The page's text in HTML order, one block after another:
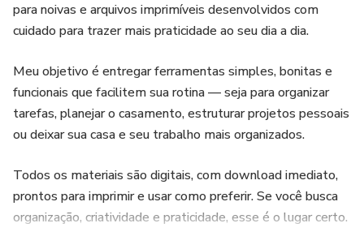
para noivas e arquivos imprimíveis desenvolvidos com
cuidado para trazer mais praticidade ao seu dia a dia.
Meu objetivo é entregar ferramentas simples, bonitas e
funcionais que facilitem sua rotina — seja para organizar
tarefas, planejar o casamento, estruturar projetos pessoais
ou deixar sua casa e seu trabalho mais organizados.
Todos os materiais são digitais, com download imediato,
prontos para imprimir e usar como preferir. Se você busca
organização, criatividade e praticidade, esse é o lugar certo.